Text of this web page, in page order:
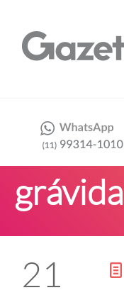
grávida
21 g